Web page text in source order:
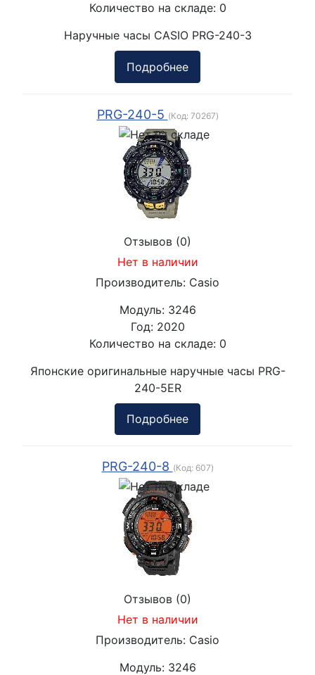
Количество на складе: 0
Наручные часы CASIO PRG-240-3
Подробнее
PRG-240-5 (Код: 70267)
Отзывов (0)
Нет в наличии
Производитель: Casio
Модуль: 3246
Год: 2020
Количество на складе: 0
Японские оригинальные наручные часы PRG-
240-5ER
Подробнее
PRG-240-8 (Код: 607)
Отзывов (0)
Нет в наличии
Производитель: Casio
Модуль: 3246